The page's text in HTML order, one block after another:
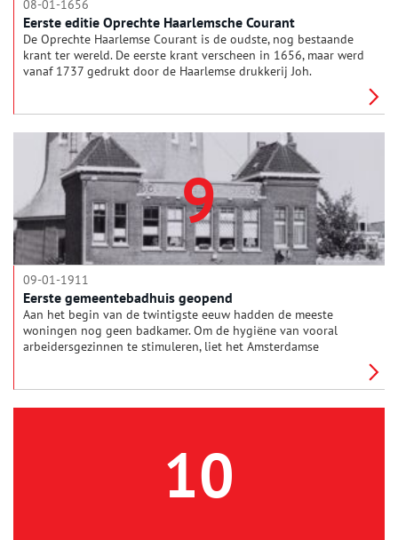
08-01-1656
Eerste editie Oprechte Haarlemsche Courant
De Oprechte Haarlemse Courant is de oudste, nog bestaande
krant ter wereld. De eerste krant verscheen in 1656, maar werd
vanaf 1737 gedrukt door de Haarlemse drukkerij Joh.
9
09-01-1911
Eerste gemeentebadhuis geopend
Aan het begin van de twintigste eeuw hadden de meeste
woningen nog geen badkamer. Om de hygiëne van vooral
arbeidersgezinnen te stimuleren, liet het Amsterdamse
bad nemen. Het eerste gemeentebadhuis verscheen in 1911
aan de Funenkade. Tegenwoordig huist Brouwerij 't IJ in het
10